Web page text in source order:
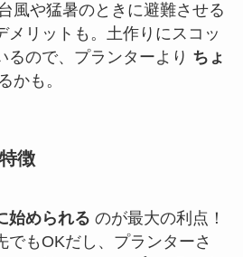
風や猛暑のときに避難させる
メリットも。土作りにスコッ
るので、プランターより ちょ
かも。
徴
始められる のが最大の利点！
でもOKだし、プランターさ